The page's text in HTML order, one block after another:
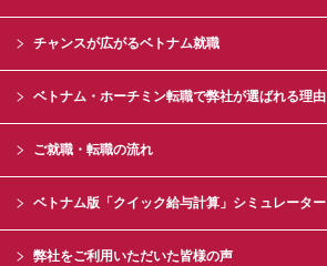
チャンスが広がるベトナム就職
ベトナム・ホーチミン転職で弊社が選ばれる理由
ご就職・転職の流れ
ベトナム版「クイック給与計算」シミュレーター
弊社をご利用いただいた皆様の声